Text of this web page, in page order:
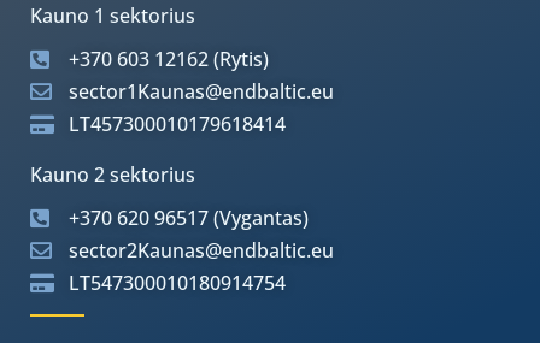
Kauno 1 sektorius
+370 603 12162 (Rytis)
sector1Kaunas@endbaltic.eu
LT457300010179618414
Kauno 2 sektorius
+370 620 96517 (Vygantas)
sector2Kaunas@endbaltic.eu
LT547300010180914754